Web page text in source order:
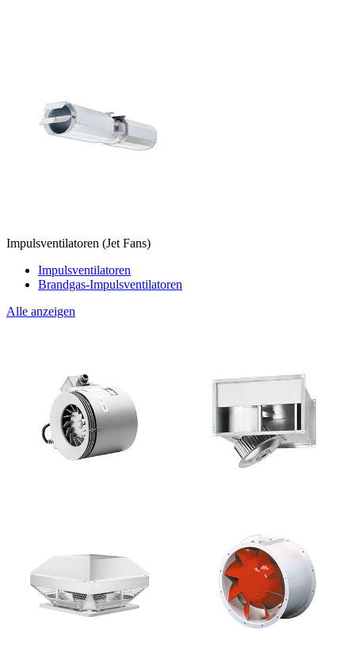
Impulsventilatoren (Jet Fans)
Impulsventilatoren
Brandgas-Impulsventilatoren
Alle anzeigen